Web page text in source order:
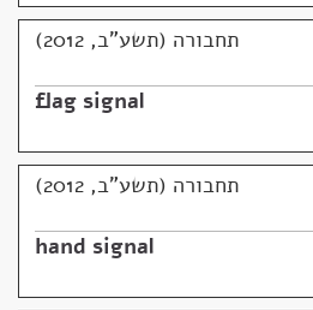
תחבורה (תשע"ב, 2012)
flag signal
תחבורה (תשע"ב, 2012)
hand signal